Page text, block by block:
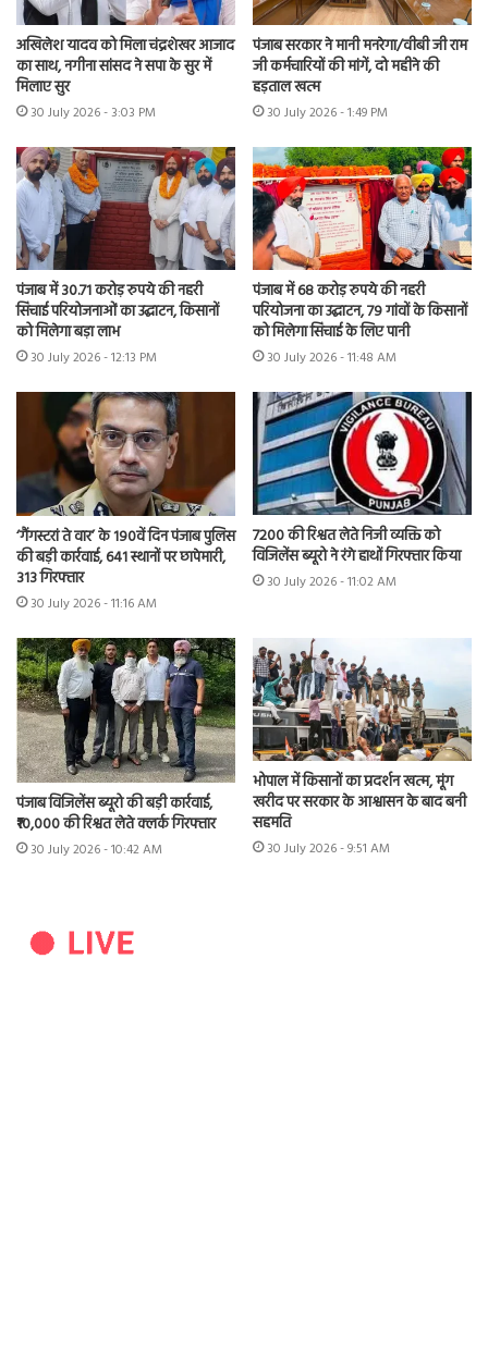
अखिलेश यादव को मिला चंद्रशेखर आजाद
का साथ, नगीना सांसद ने सपा के सुर में
मिलाए सुर
30 July 2026 - 3:03 PM
पंजाब सरकार ने मानी मनरेगा/वीबी जी राम
जी कर्मचारियों की मांगें, दो महीने की
हड़ताल खत्म
30 July 2026 - 1:49 PM
पंजाब में 30.71 करोड़ रुपये की नहरी
सिंचाई परियोजनाओं का उद्घाटन, किसानों
को मिलेगा बड़ा लाभ
30 July 2026 - 12:13 PM
पंजाब में 68 करोड़ रुपये की नहरी
परियोजना का उद्घाटन, 79 गांवों के किसानों
को मिलेगा सिंचाई के लिए पानी
30 July 2026 - 11:48 AM
‘गैंगस्टरां ते वार’ के 190वें दिन पंजाब पुलिस
की बड़ी कार्रवाई, 641 स्थानों पर छापेमारी,
313 गिरफ्तार
30 July 2026 - 11:16 AM
7200 की रिश्वत लेते निजी व्यक्ति को
विजिलेंस ब्यूरो ने रंगे हाथों गिरफ्तार किया
30 July 2026 - 11:02 AM
पंजाब विजिलेंस ब्यूरो की बड़ी कार्रवाई,
₹10,000 की रिश्वत लेते क्लर्क गिरफ्तार
30 July 2026 - 10:42 AM
भोपाल में किसानों का प्रदर्शन खत्म, मूंग
खरीद पर सरकार के आश्वासन के बाद बनी
सहमति
30 July 2026 - 9:51 AM